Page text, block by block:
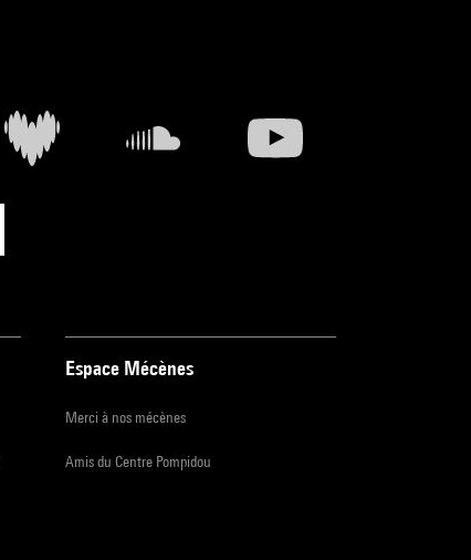
Espace Mécènes
Merci à nos mécènes
Amis du Centre Pompidou